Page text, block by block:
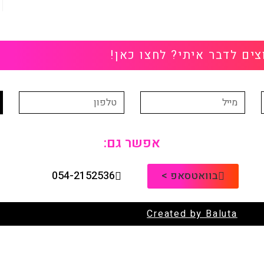
לדבר איתי? לחצו כאן!
אפשר גם:
בוואטסאפ > 054-2152536
Created byBaluta